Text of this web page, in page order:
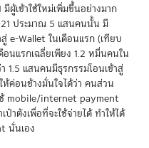
ผู้เข้าใช้ใหม่เพิ่มขึ้นอย่างมาก
ประมาณ 5 แสนคนนั้น มี
e-Wallet ในเดือนแรก (เทียบ
นแรกเฉลี่ยเพียง 1.2 หมื่นคนใน
แสนคนมีธุรกรรมโอนเข้าสู่
ค่อนข้างมั่นใจได้ว่า คนส่วน
mobile/internet payment
ป๋าตังเพื่อที่จะใช้จ่ายได้ ทำให้ได้
นั่นเอง